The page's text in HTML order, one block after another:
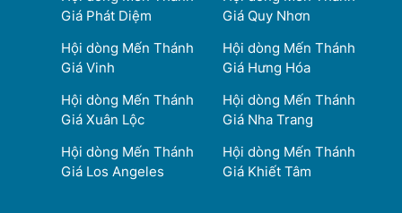
Giá Phát Diệm
Giá Quy Nhơn
Hội dòng Mến Thánh
Giá Vinh
Hội dòng Mến Thánh
Giá Hưng Hóa
Hội dòng Mến Thánh
Giá Xuân Lộc
Hội dòng Mến Thánh
Giá Nha Trang
Hội dòng Mến Thánh
Giá Los Angeles
Hội dòng Mến Thánh
Giá Khiết Tâm